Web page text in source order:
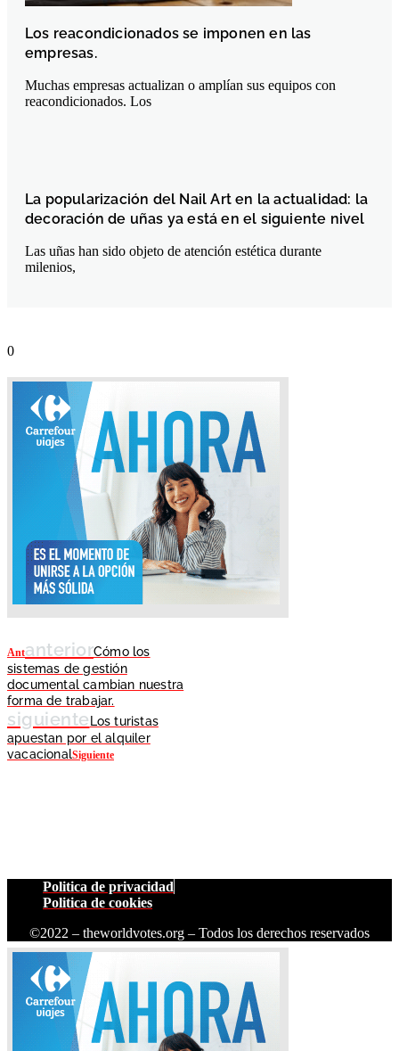
Los reacondicionados se imponen en las
empresas.
Muchas empresas actualizan o amplían sus equipos con
reacondicionados. Los
La popularización del Nail Art en la actualidad: la
decoración de uñas ya está en el siguiente nivel
Las uñas han sido objeto de atención estética durante
milenios,
AntanteriorCómo los
sistemas de gestión
documental cambian nuestra
forma de trabajar.
siguiente Los turistas
apuestan por el alquiler
vacacionalSiguiente
Politica de privacidad
Politica de cookies
©2022 – theworldvotes.org – Todos los derechos reservados